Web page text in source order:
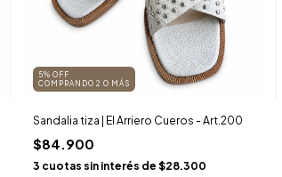
5% OFF
COMPRANDO 2 O MÁS
Sandalia tiza | El Arriero Cueros - Art.200
$84.900
3 cuotas sin interés de $28.300